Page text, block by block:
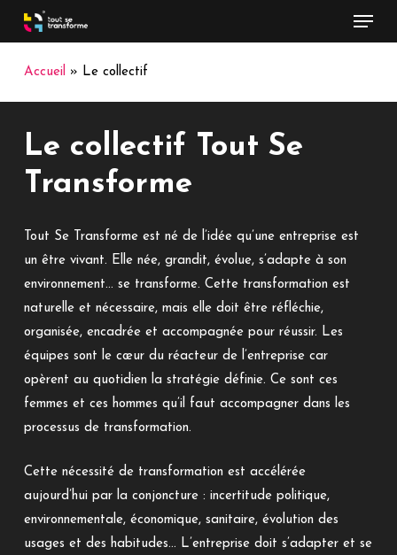
Menu
Accueil» Le collectif
Le collectif Tout Se
Transforme
Tout Se Transforme est né de l’idée qu’une entreprise est
un être vivant. Elle née, grandit, évolue, s’adapte à son
environnement… se transforme. Cette transformation est
naturelle et nécessaire, mais elle doit être réfléchie,
organisée, encadrée et accompagnée pour réussir. Les
équipes sont le cœur du réacteur de l’entreprise car
opèrent au quotidien la stratégie définie. Ce sont ces
femmes et ces hommes qu’il faut accompagner dans les
processus de transformation.
Cette nécessité de transformation est accélérée
aujourd’hui par la conjoncture : incertitude politique,
environnementale, économique, sanitaire, évolution des
usages et des habitudes… L’entreprise doit s’adapter et se